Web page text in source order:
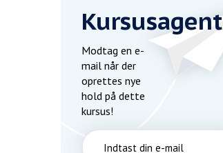
Kursusagent
Modtag en e-
mail når der
oprettes nye
hold på dette
kursus!